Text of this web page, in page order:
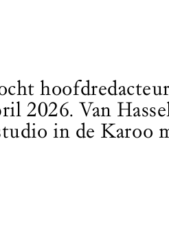
2026. Van
in de Karoo